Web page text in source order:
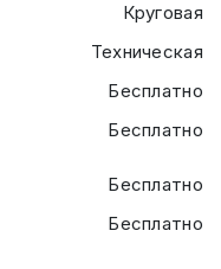
Круговая
Техническая
Бесплатно
Бесплатно
Бесплатно
Бесплатно